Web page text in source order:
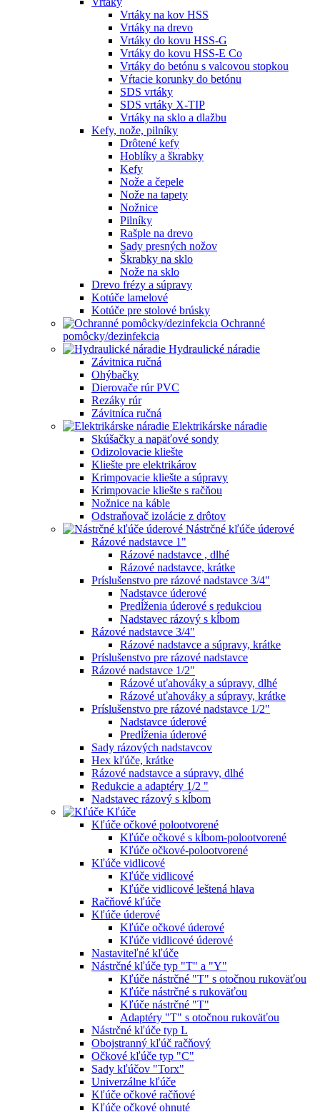
Vrtáky na kov HSS
Vrtáky na drevo
Vrtáky do kovu HSS-G
Vrtáky do kovu HSS-E Co
Vrtáky do betónu s valcovou stopkou
Vŕtacie korunky do betónu
SDS vrtáky
SDS vrtáky X-TIP
Vrtáky na sklo a dlažbu
Kefy, nože, pilníky
Drôtené kefy
Hoblíky a škrabky
Kefy
Nože a čepele
Nože na tapety
Nožnice
Pilníky
Rašple na drevo
Sady presných nožov
Škrabky na sklo
Nože na sklo
Drevo frézy a súpravy
Kotúče lamelové
Kotúče pre stolové brúsky
Ochranné
pomôcky/dezinfekcia
Hydraulické náradie
Závitnica ručná
Ohýbačky
Dierovače rúr PVC
Rezáky rúr
Závitníca ručná
Elektrikárske náradie
Skúšačky a napäťové sondy
Odizolovacie kliešte
Kliešte pre elektrikárov
Krimpovacie kliešte a súpravy
Krimpovacie kliešte s račňou
Nožnice na káble
Odstraňovač izolácie z drôtov
Nástrčné kľúče úderové
Rázové nadstavce 1"
Rázové nadstavce , dlhé
Rázové nadstavce, krátke
Príslušenstvo pre rázové nadstavce 3/4"
Nadstavce úderové
Predĺženia úderové s redukciou
Nadstavec rázový s kĺbom
Rázové nadstavce 3/4"
Rázové nadstavce a súpravy, krátke
Príslušenstvo pre rázové nadstavce
Rázové nadstavce 1/2"
Rázové uťahováky a súpravy, dlhé
Rázové uťahováky a súpravy, krátke
Príslušenstvo pre rázové nadstavce 1/2"
Nadstavce úderové
Predĺženia úderové
Sady rázových nadstavcov
Hex kľúče, krátke
Rázové nadstavce a súpravy, dlhé
Redukcie a adaptéry 1/2 "
Nadstavec rázový s kĺbom
Kľúče
Kľúče očkové polootvorené
Kľúče očkové s kĺbom-polootvorené
Kľúče očkové-polootvorené
Kľúče vidlicové
Kľúče vidlicové
Kľúče vidlicové leštená hlava
Račňové kľúče
Kľúče úderové
Kľúče očkové úderové
Kľúče vidlicové úderové
Nastaviteľné kľúče
Nástrčné kľúče typ "T" a "Y"
Kľúče nástrčné "T" s otočnou rukoväťou
Kľúče nástrčné s rukoväťou
Kľúče nástrčné "T"
Adaptéry "T" s otočnou rukoväťou
Nástrčné kľúče typ L
Obojstranný kľúč račňový
Očkové kľúče typ "C"
Sady kľúčov "Torx"
Univerzálne kľúče
Kľúče očkové račňové
Kľúče očkové ohnuté